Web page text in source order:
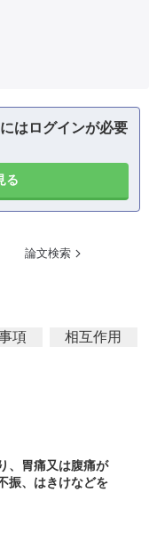
はログインが必要
る
論文検索
項
相互作用
、胃痛又は腹痛が
振、はきけなどを